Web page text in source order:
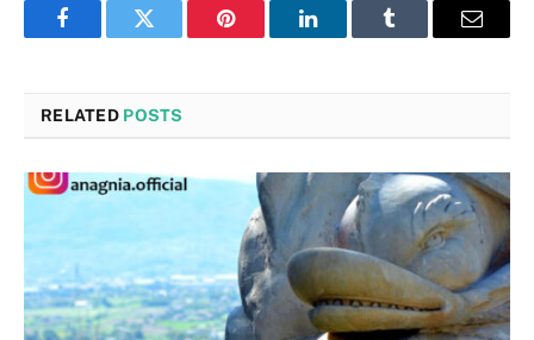
FacebookTwitter Pinterest LinkedInTumblr Email
RELATED POSTS